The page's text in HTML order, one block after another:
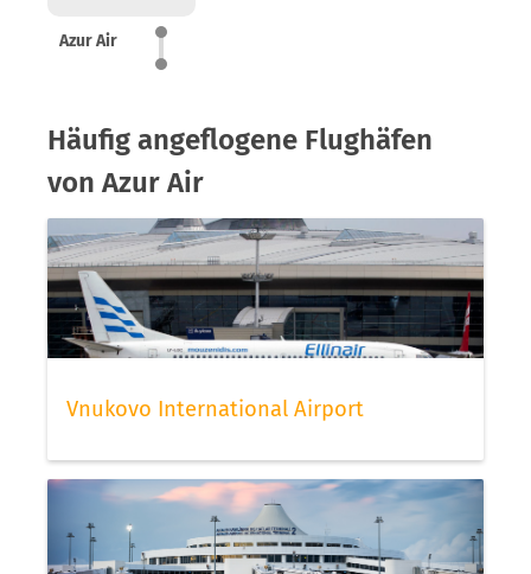
Azur Air
Häufig angeflogene Flughäfen
von Azur Air
Vnukovo International Airport